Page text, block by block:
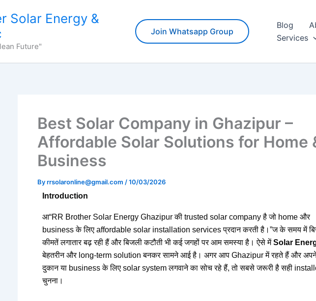
Solar Energy &
Future"
Join Whatsapp Group
Blog
Services
Best Solar Company in Ghazipur –
Affordable Solar Solutions for Home
Business
Byrrsolaronline@gmail.com /10/03/2026
Introduction
आ“RR Brother Solar Energy Ghazipur की trusted solar company है जो home और
business के लिए affordable solar installation services प्रदान करती है।”ज के समय में
कीमतें लगातार बढ़ रही हैं और बिजली कटौती भी कई जगहों पर आम समस्या है। ऐसे मेंSolar
बेहतरीन और long-term solution बनकर सामने आई है। अगर आप Ghazipur में रहते हैं और
दुकान या business के लिए solar system लगवाने का सोच रहे हैं, तो सबसे जरूरी है सही
चुनना।